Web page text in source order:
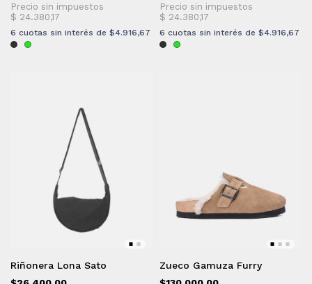
6 cuotas sin interés de $4.916,67 6 cuotas sin interés de $4.916,67
Riñonera Lona Sato
Zueco Gamuza Furry